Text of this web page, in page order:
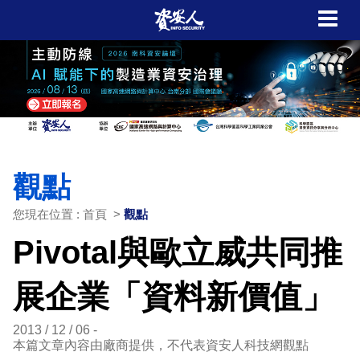
觀點
您現在位置 : 首頁 > 觀點
Pivotal與歐立威共同推
展企業「資料新價值」
2013 / 12 / 06
本篇文章內容由廠商提供，不代表資安人科技網觀點